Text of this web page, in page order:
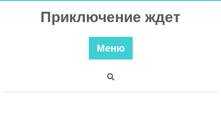
Приключение ждет
Меню